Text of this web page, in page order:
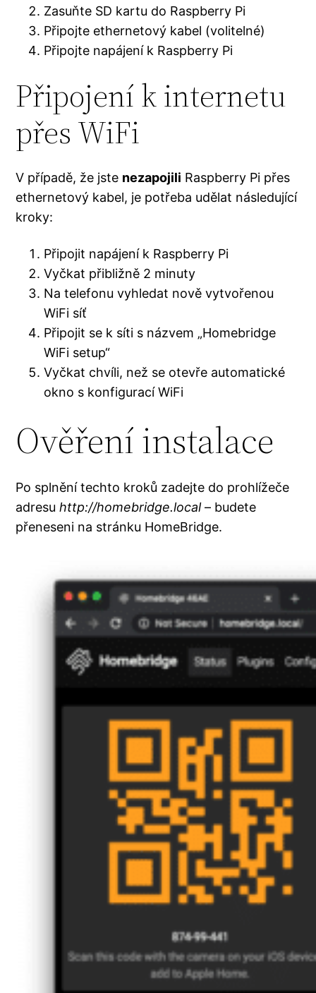
Zasuňte SD kartu do Raspberry Pi
Připojte ethernetový kabel (volitelné)
Připojte napájení k Raspberry Pi
Připojení k internetu
přes WiFi
V případě, že jste nezapojili Raspberry Pi přes
ethernetový kabel, je potřeba udělat následující
kroky:
Připojit napájení k Raspberry Pi
Vyčkat přibližně 2 minuty
Na telefonu vyhledat nově vytvořenou
WiFi síť
Připojit se k síti s názvem „Homebridge
WiFi setup“
Vyčkat chvíli, než se otevře automatické
okno s konfigurací WiFi
Ověření instalace
Po splnění techto kroků zadejte do prohlížeče
adresuhttp://homebridge.local– budete
přeneseni na stránku HomeBridge.